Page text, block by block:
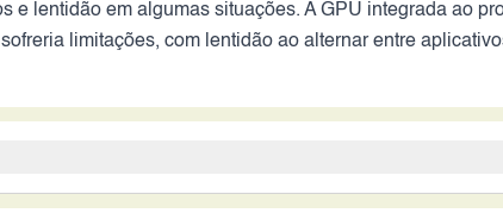
lentidão em algumas situações. A GPU integrada ao
limitações, com lentidão ao alternar entre